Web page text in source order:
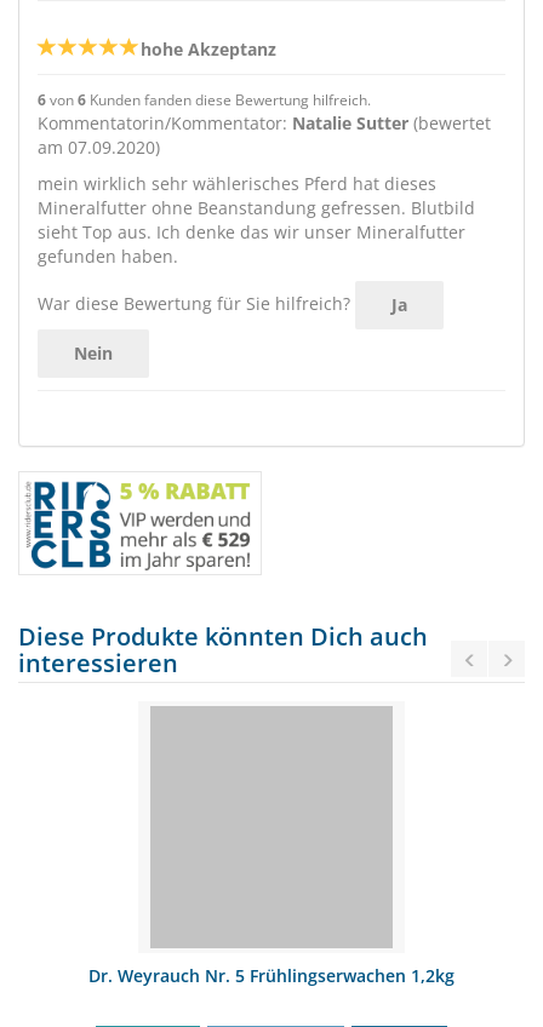
hohe Akzeptanz
6von6 Kunden fanden diese Bewertung hilfreich.
Kommentatorin/Kommentator: Natalie Sutter (bewertet
am 07.09.2020)
mein wirklich sehr wählerisches Pferd hat dieses
Mineralfutter ohne Beanstandung gefressen. Blutbild
sieht Top aus. Ich denke das wir unser Mineralfutter
gefunden haben.
War diese Bewertung für Sie hilfreich? Ja
Nein
Diese Produkte könnten Dich auch
interessieren
Dr. Weyrauch Nr. 5 Frühlingserwachen 1,2kg